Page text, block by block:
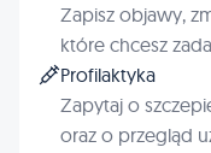
Zapisz objawy,
które chcesz
Profilaktyka
Zapytaj o
oraz o przegląd